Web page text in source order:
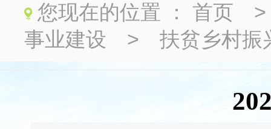
您现在的位置 ： 首页
事业建设 > 扶贫乡村振